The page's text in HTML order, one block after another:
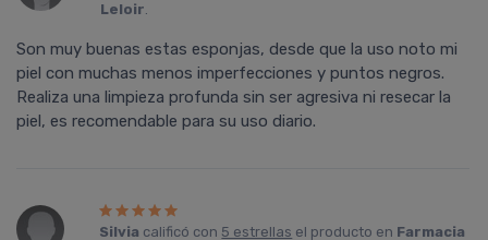
Leloir.
Son muy buenas estas esponjas, desde que la uso noto mi
piel con muchas menos imperfecciones y puntos negros.
Realiza una limpieza profunda sin ser agresiva ni resecar la
piel, es recomendable para su uso diario.
Silvia calificó con 5 estrellas el producto en Farmacia